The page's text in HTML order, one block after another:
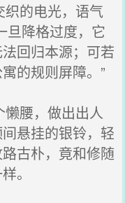
的电光，语气
旦降格过度，它
回归本源；可若
的规则屏障。”
腰，做出出人
悬挂的银铃，轻
古朴，竟和修随
。